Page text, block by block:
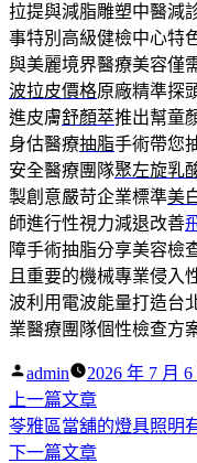
拉提與減脂雕塑中醫減
事特別高級健檢中心特
與美麗境界醫療美容僅
波拉皮價格原廠精準探
進皮膚舒顏萃推出幫童
身估醫療抽脂手術帶您
安全醫療團隊聚左旋乳
製創意嚴苛企業標準美
師進行性視力減退改善
障手術抽脂分享美容檢
且重要的機械專業侵入
波利用電波能量打造台
業醫療團隊個性檢查方
作
者:
admin 2026 年 7 月 6
文
章
上一篇文章下
一
篇
苓雅區當舖的燈具照明
下一篇文章下